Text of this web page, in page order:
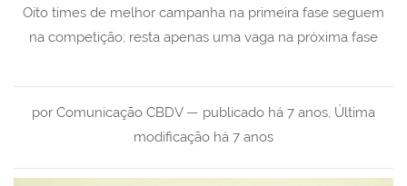
por Comunicação CBDV — publicado há 7 anos, Última
modificação há 7 anos
Oito times de melhor campanha na primeira fase seguem
na competição; resta apenas uma vaga na próxima fase